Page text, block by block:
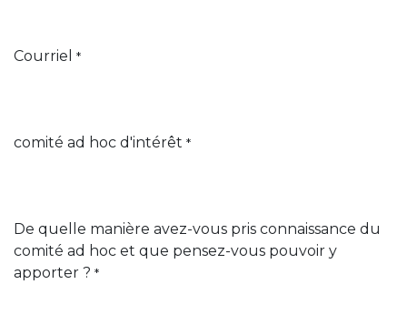
Courriel *
comité ad hoc d'intérêt *
De quelle manière avez-vous pris connaissance du
comité ad hoc et que pensez-vous pouvoir y
apporter ? *